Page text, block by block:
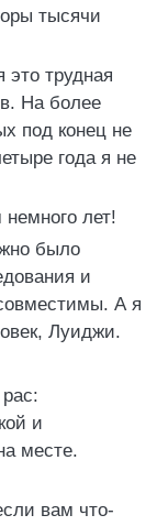
тысячи
трудная
На более
под конец не
года я не
лет!
было
и
А я
Луиджи.
и
месте.
вам что-